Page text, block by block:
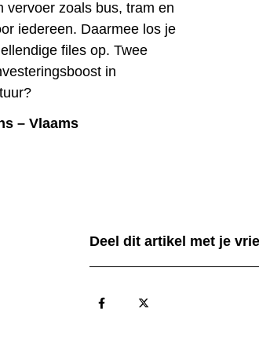
vervoer zoals bus, tram en
iedereen. Daarmee los je
files op. Twee
in
– Vlaams
Deel dit artikel met je